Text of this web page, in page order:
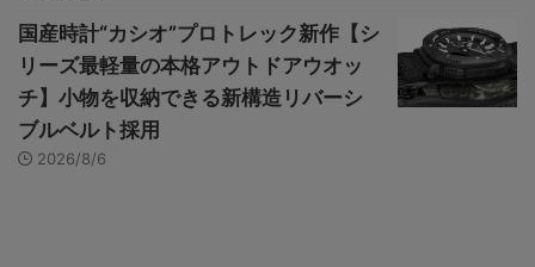
国産時計“カシオ”プロトレック新作【シ
リーズ最軽量の本格アウトドアウオッ
チ】小物を収納できる新構造リバーシ
ブルベルト採用
2026/8/6